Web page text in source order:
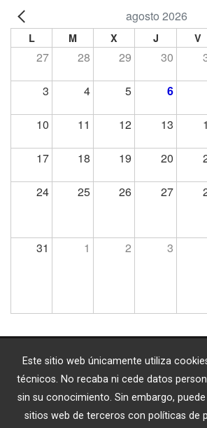
Este sitio web únicamente utiliza
técnicos. No recaba ni cede datos
sin su conocimiento. Sin embargo,
sitios web de terceros con políticas de
agosto 2026
L M X J V
27 28 29 30
3 4 5 6
10 11 12 13
17 18 19 20
24 25 26 27
31 1 2 3
ENLACES EXTERNOS